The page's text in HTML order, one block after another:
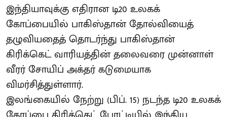
இந்தியாவுக்கு எதிரான டி20 உலகக்
கோப்பையில் பாகிஸ்தான் தோல்வியைத்
தழுவியதைத் தொடர்ந்து பாகிஸ்தான்
கிரிக்கெட் வாரியத்தின் தலைவரை முன்னாள்
வீரர் சோயிப் அக்தர் கடுமையாக
விமர்சித்துள்ளார்.
இலங்கையில் நேற்று (பிப். 15) நடந்த டி20 உலகக்